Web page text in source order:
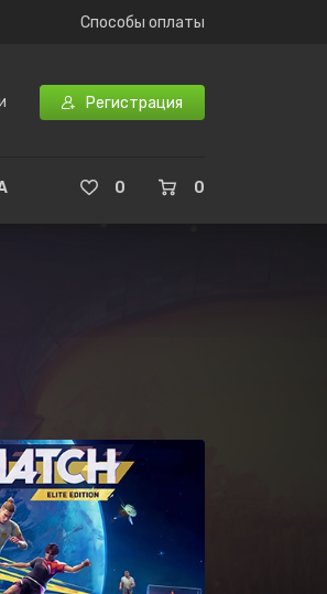
Способы оплаты
Регистрация
0
0